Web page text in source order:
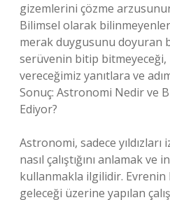
gizemlerini çözme
Bilimsel olarak
merak duygusunu doyuran
serüvenin bitip bitmeyeceği,
vereceğimiz yanıtlara ve
Sonuç: Astronomi Nedir ve
Ediyor?
Astronomi, sadece
nasıl çalıştığını anlamak
kullanmakla ilgilidir. Evrenin
geleceği üzerine yapılan